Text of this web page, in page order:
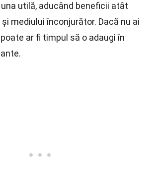
utilă, aducând beneficii atât
mediului înconjurător. Dacă nu ai
ar fi timpul să o adaugi în